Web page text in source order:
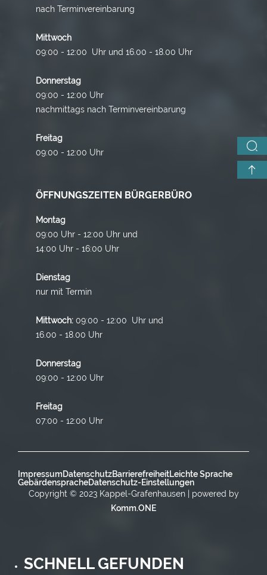
nach Terminvereinbarung
Mittwoch
09:00 - 12:00 Uhr und 16.00 - 18.00 Uhr
Donnerstag
09:00 - 12:00 Uhr
nachmittags nach Terminvereinbarung
Freitag
09:00 - 12:00 Uhr
ÖFFNUNGSZEITEN BÜRGERBÜRO
Montag
09:00 Uhr - 12:00 Uhr und
14:00 Uhr - 16:00 Uhr
Dienstag
nur mit Termin
Mittwoch: 09:00 - 12:00 Uhr und
16.00 - 18.00 Uhr
Donnerstag
09:00 - 12:00 Uhr
Freitag
07:00 - 12:00 Uhr
ImpressumDatenschutzBarrierefreiheitLeichte Sprache
GebärdenspracheDatenschutz-Einstellungen
Copyright © 2023 Kappel-Grafenhausen | powered by
Komm.ONE
SCHNELL GEFUNDEN